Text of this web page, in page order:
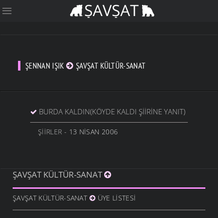
ŞENNAN IŞIK ŞAVŞAT KÜLTÜR-SANAT
BURDA KALDIN(KÖYDE KALDI ŞIIRINE YANIT)
ŞIIRLER - 13 NISAN 2006
ŞAVŞAT KÜLTÜR-SANAT
ŞAVŞAT KÜLTÜR-SANAT ÜYE LISTESI